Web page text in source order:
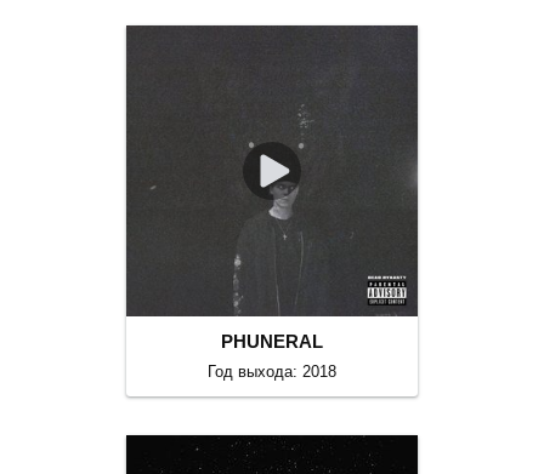
PHUNERAL
Год выхода: 2018